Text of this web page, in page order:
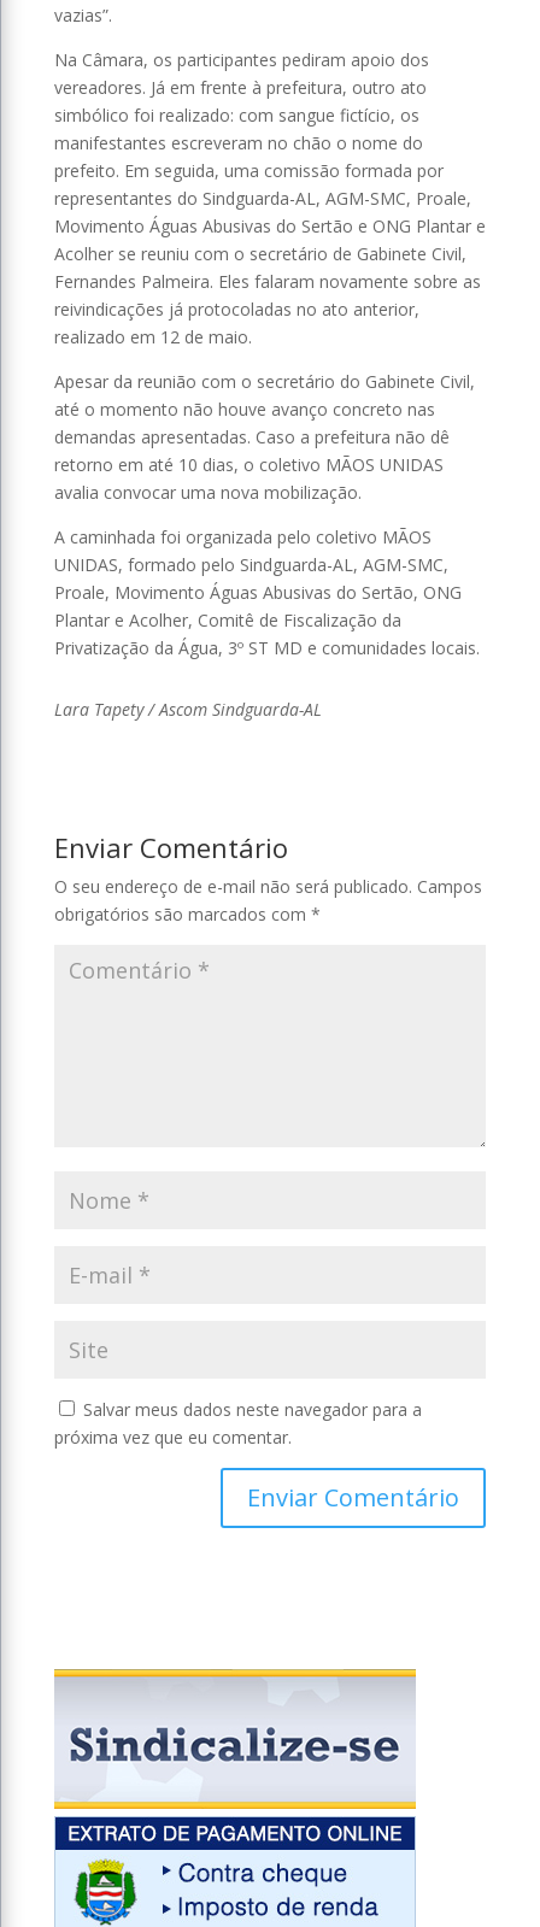
vazias”.
Na Câmara, os participantes pediram apoio dos
vereadores. Já em frente à prefeitura, outro ato
simbólico foi realizado: com sangue fictício, os
manifestantes escreveram no chão o nome do
prefeito. Em seguida, uma comissão formada por
representantes do Sindguarda-AL, AGM-SMC, Proale,
Movimento Águas Abusivas do Sertão e ONG Plantar e
Acolher se reuniu com o secretário de Gabinete Civil,
Fernandes Palmeira. Eles falaram novamente sobre as
reivindicações já protocoladas no ato anterior,
realizado em 12 de maio.
Apesar da reunião com o secretário do Gabinete Civil,
até o momento não houve avanço concreto nas
demandas apresentadas. Caso a prefeitura não dê
retorno em até 10 dias, o coletivo MÃOS UNIDAS
avalia convocar uma nova mobilização.
A caminhada foi organizada pelo coletivo MÃOS
UNIDAS, formado pelo Sindguarda-AL, AGM-SMC,
Proale, Movimento Águas Abusivas do Sertão, ONG
Plantar e Acolher, Comitê de Fiscalização da
Privatização da Água, 3º ST MD e comunidades locais.
Lara Tapety / Ascom Sindguarda-AL
Enviar Comentário
O seu endereço de e-mail não será publicado. Campos
obrigatórios são marcados com *
Salvar meus dados neste navegador para a
próxima vez que eu comentar.